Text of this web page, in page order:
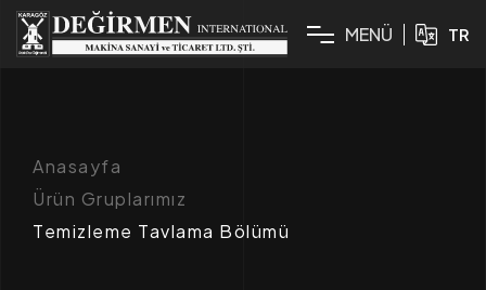
MENÜ TR
Anasayfa
Ürün Gruplarımız
Temizleme Tavlama Bölümü